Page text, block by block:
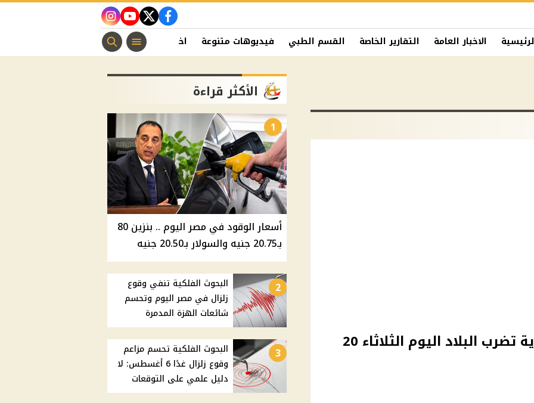
facebook
twitter
youtube
instagram
الاخبار العامة التقارير الخاصة القسم الطبي فيديوهات متنوعة اخبار الفن منوعات مسيحية
أخبار الطقس.. ظواهر جوية تضرب البلاد اليوم الثلاثاء 20
الأكثر قراءة
1
أسعار الوقود في مصر اليوم .. بنزين 80
بـ20.75 جنيه والسولار بـ20.50 جنيه
2
البحوث الفلكية تنفي وقوع
زلزال في مصر اليوم وتحسم
شائعات الهزة المدمرة
3
البحوث الفلكية تحسم مزاعم
وقوع زلزال غدًا 6 أغسطس: لا
دليل علمي على التوقعات